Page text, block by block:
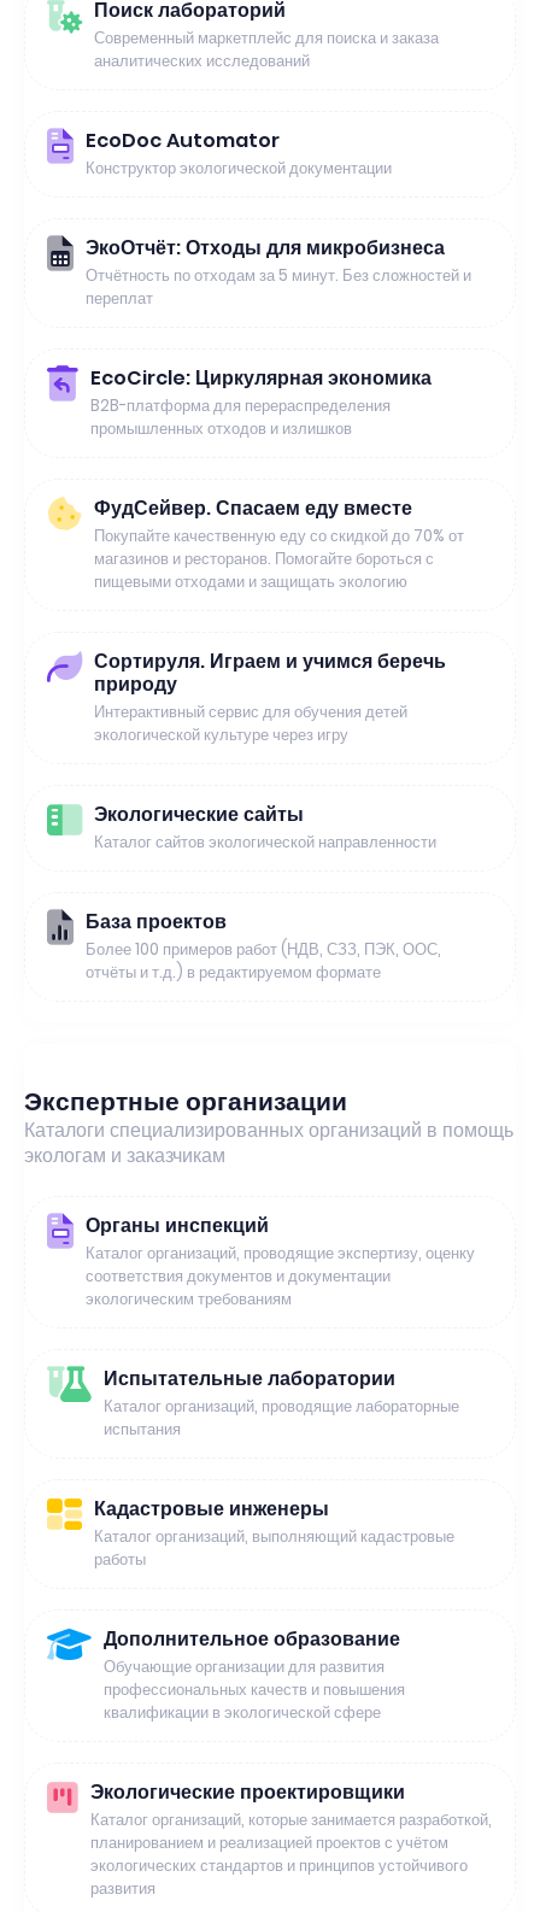
Поиск лабораторий
Современный маркетплейс для поиска и заказа
аналитических исследований
EcoDoc Automator
Конструктор экологической документации
ЭкоОтчёт: Отходы для микробизнеса
Отчётность по отходам за 5 минут. Без сложностей и
переплат
EcoCircle: Циркулярная экономика
B2B-платформа для перераспределения
промышленных отходов и излишков
ФудСейвер. Спасаем еду вместе
Покупайте качественную еду со скидкой до 70% от
магазинов и ресторанов. Помогайте бороться с
пищевыми отходами и защищать экологию
Сортируля. Играем и учимся беречь
природу
Интерактивный сервис для обучения детей
экологической культуре через игру
Экологические сайты
Каталог сайтов экологической направленности
База проектов
Более 100 примеров работ (НДВ, СЗЗ, ПЭК, ООС,
отчёты и т.д.) в редактируемом формате
Экспертные организации
Каталоги специализированных организаций в помощь
экологам и заказчикам
Органы инспекций
Каталог организаций, проводящие экспертизу, оценку
соответствия документов и документации
экологическим требованиям
Испытательные лаборатории
Каталог организаций, проводящие лабораторные
испытания
Кадастровые инженеры
Каталог организаций, выполняющий кадастровые
работы
Дополнительное образование
Обучающие организации для развития
профессиональных качеств и повышения
квалификации в экологической сфере
Экологические проектировщики
Каталог организаций, которые занимается разработкой,
планированием и реализацией проектов с учётом
экологических стандартов и принципов устойчивого
развития